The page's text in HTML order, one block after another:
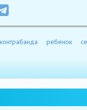
контрабанда ребенок